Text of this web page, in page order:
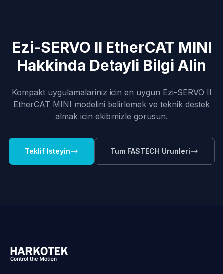
Ezi-SERVO II EtherCAT MINI
Hakkinda Detayli Bilgi Alin
Kompakt uygulamalariniz icin en uygun Ezi-SERVO II
EtherCAT MINI modelini belirlemek ve teknik destek
almak icin ekibimizle gorusun.
Teklif Isteyin Tum FASTECH Urunleri